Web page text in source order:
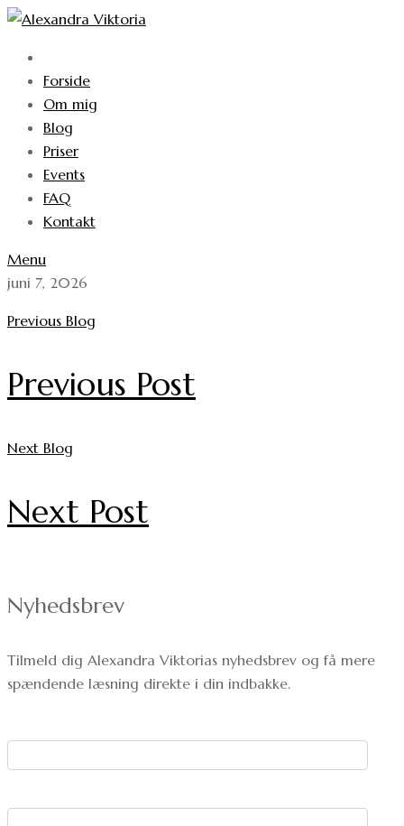
Forside
Om mig
Blog
Priser
Events
FAQ
Kontakt
Menu
juni 7, 2026
Previous Blog
Previous Post
Next Blog
Next Post
Nyhedsbrev
Tilmeld dig Alexandra Viktorias nyhedsbrev og få mere
spændende læsning direkte i din indbakke.